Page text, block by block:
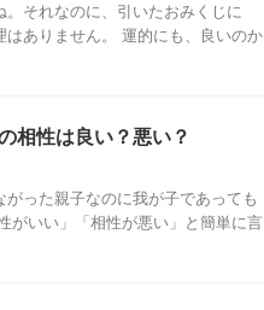
それなのに、引いたおみくじに
はありません。 運的にも、良いのか
相性は良い？悪い？
った親子なのに我が子であっても
がいい」「相性が悪い」と簡単に言